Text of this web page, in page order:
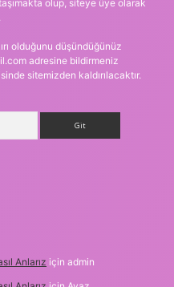
olup, siteye üye olarak
olduğunu düşündüğünüz
adresine bildirmeniz
sitemizden kaldırılacaktır.
Anlarız için admin